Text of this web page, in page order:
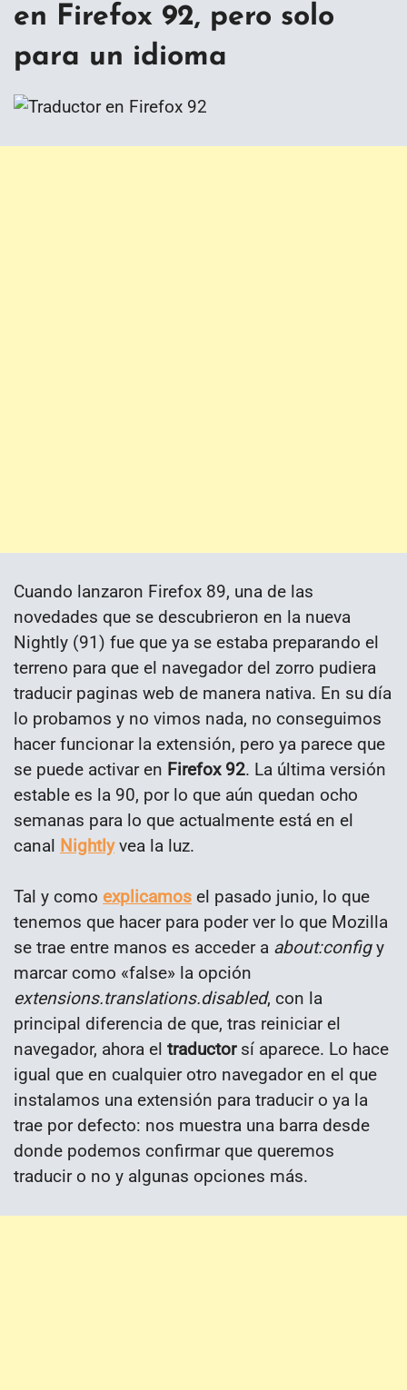
en Firefox 92, pero solo
para un idioma
Cuando lanzaron Firefox 89, una de las
novedades que se descubrieron en la nueva
Nightly (91) fue que ya se estaba preparando el
terreno para que el navegador del zorro pudiera
traducir paginas web de manera nativa. En su día
lo probamos y no vimos nada, no conseguimos
hacer funcionar la extensión, pero ya parece que
se puede activar en Firefox 92. La última versión
estable es la 90, por lo que aún quedan ocho
semanas para lo que actualmente está en el
canal Nightlyvea la luz.
Tal y como explicamos el pasado junio, lo que
tenemos que hacer para poder ver lo que Mozilla
se trae entre manos es acceder a about:configy
marcar como «false» la opción
extensions.translations.disabled, con la
principal diferencia de que, tras reiniciar el
navegador, ahora el traductorsí aparece. Lo hace
igual que en cualquier otro navegador en el que
instalamos una extensión para traducir o ya la
trae por defecto: nos muestra una barra desde
donde podemos confirmar que queremos
traducir o no y algunas opciones más.